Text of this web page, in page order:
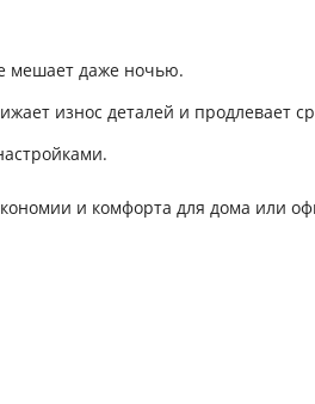
мешает даже ночью.
износ деталей и продлевает
и комфорта для дома или